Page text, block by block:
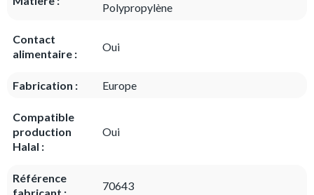
Polypropylène
Contact
alimentaire :
Oui
Fabrication : Europe
Compatible
production
Halal :
Oui
Référence
70643